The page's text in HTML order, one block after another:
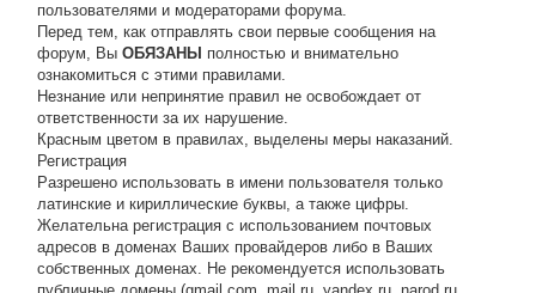
пользователями и модераторами форума.
Перед тем, как отправлять свои первые сообщения на
форум, ВыОБЯЗАНЫ полностью и внимательно
ознакомиться с этими правилами.
Незнание или непринятие правил не освобождает от
ответственности за их нарушение.
Красным цветом в правилах, выделены меры наказаний.
Регистрация
Разрешено использовать в имени пользователя только
латинские и кириллические буквы, а также цифры.
Желательна регистрация с использованием почтовых
адресов в доменах Ваших провайдеров либо в Ваших
собственных доменах. Не рекомендуется использовать